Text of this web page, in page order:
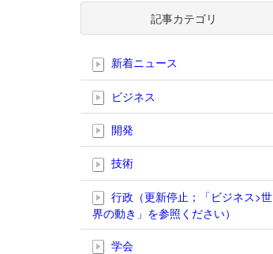
記事カテゴリ
新着ニュース
ビジネス
開発
技術
行政（更新停止；「ビジネス>世
界の動き」を参照ください）
学会